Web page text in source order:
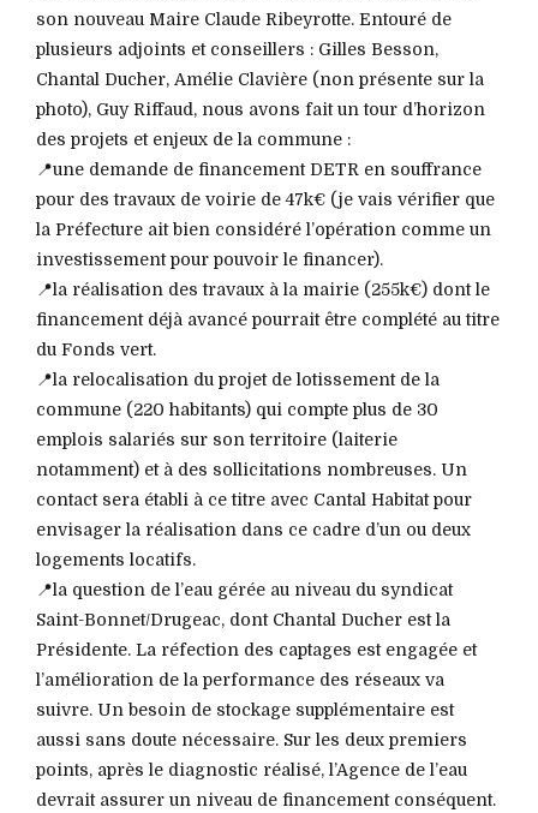
son nouveau Maire Claude Ribeyrotte. Entouré de
plusieurs adjoints et conseillers : Gilles Besson,
Chantal Ducher, Amélie Clavière (non présente sur la
photo), Guy Riffaud, nous avons fait un tour d’horizon
des projets et enjeux de la commune :
📍une demande de financement DETR en souffrance
pour des travaux de voirie de 47k€ (je vais vérifier que
la Préfecture ait bien considéré l’opération comme un
investissement pour pouvoir le financer).
📍la réalisation des travaux à la mairie (255k€) dont le
financement déjà avancé pourrait être complété au titre
du Fonds vert.
📍la relocalisation du projet de lotissement de la
commune (220 habitants) qui compte plus de 30
emplois salariés sur son territoire (laiterie
notamment) et à des sollicitations nombreuses. Un
contact sera établi à ce titre avec Cantal Habitat pour
envisager la réalisation dans ce cadre d’un ou deux
logements locatifs.
📍la question de l’eau gérée au niveau du syndicat
Saint-Bonnet/Drugeac, dont Chantal Ducher est la
Présidente. La réfection des captages est engagée et
l’amélioration de la performance des réseaux va
suivre. Un besoin de stockage supplémentaire est
aussi sans doute nécessaire. Sur les deux premiers
points, après le diagnostic réalisé, l’Agence de l’eau
devrait assurer un niveau de financement conséquent.